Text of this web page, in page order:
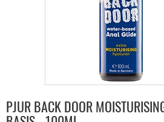
PJUR BACK DOOR